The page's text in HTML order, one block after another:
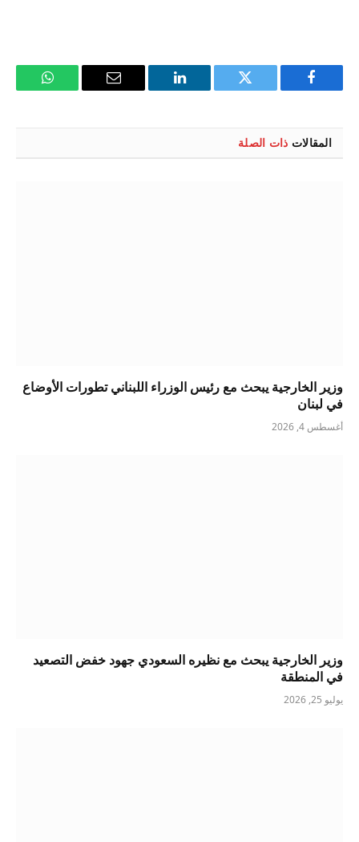
فيسبوك تويتر لينكدإن
البريد
واتساب
المقالات ذات الصلة
وزير الخارجية يبحث مع رئيس الوزراء اللبناني تطورات الأوضاع
في لبنان
أغسطس 4, 2026
وزير الخارجية يبحث مع نظيره السعودي جهود خفض التصعيد
في المنطقة
يوليو 25, 2026